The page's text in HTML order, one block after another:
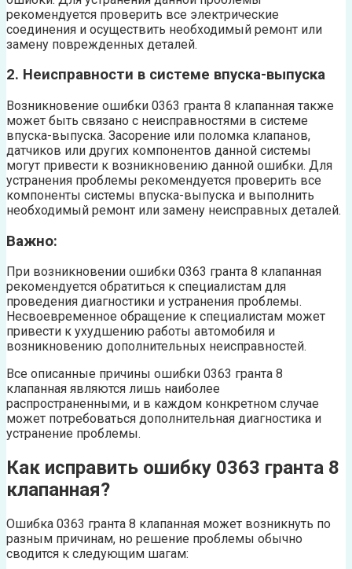
рекомендуется проверить все электрические
соединения и осуществить необходимый ремонт или
замену поврежденных деталей.
2. Неисправности в системе впуска-выпуска
Возникновение ошибки 0363 гранта 8 клапанная также
может быть связано с неисправностями в системе
впуска-выпуска. Засорение или поломка клапанов,
датчиков или других компонентов данной системы
могут привести к возникновению данной ошибки. Для
устранения проблемы рекомендуется проверить все
компоненты системы впуска-выпуска и выполнить
необходимый ремонт или замену неисправных деталей.
Важно:
При возникновении ошибки 0363 гранта 8 клапанная
рекомендуется обратиться к специалистам для
проведения диагностики и устранения проблемы.
Несвоевременное обращение к специалистам может
привести к ухудшению работы автомобиля и
возникновению дополнительных неисправностей.
Все описанные причины ошибки 0363 гранта 8
клапанная являются лишь наиболее
распространенными, и в каждом конкретном случае
может потребоваться дополнительная диагностика и
устранение проблемы.
Как исправить ошибку 0363 гранта 8
клапанная?
Ошибка 0363 гранта 8 клапанная может возникнуть по
разным причинам, но решение проблемы обычно
сводится к следующим шагам: